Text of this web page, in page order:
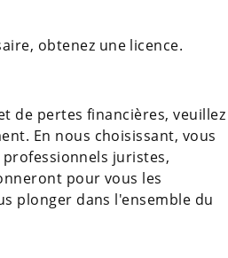
obtenez une licence.
de pertes financières, veuillez
En nous choisissant, vous
juristes,
pour vous les
plonger dans l'ensemble du